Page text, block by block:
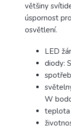
většiny
úspornost
osvětlení.
LED
diody:
W
teplota